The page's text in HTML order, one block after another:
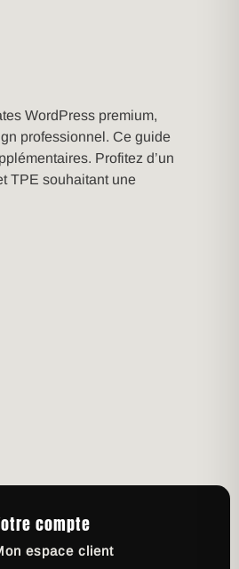
WordPress premium,
professionnel. Ce guide
Profitez d’un
TPE souhaitant une
compte
espace client